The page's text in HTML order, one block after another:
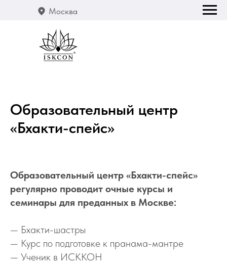
Москва
Образовательный центр
«Бхакти-спейс»
Образовательный центр «Бхакти-спейс»
регулярно проводит очные курсы и
семинары для преданных в Москве:
— Бхакти-шастры
— Курс по подготовке к пранама-мантре
— Ученик в ИСККОН